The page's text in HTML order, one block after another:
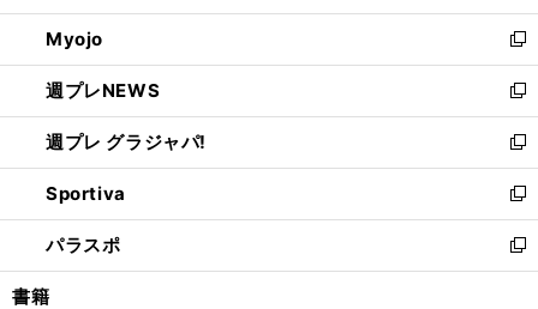
開
く
ウ
で
開
く
ン
ド
ウ
で
開
く
ウ
ィ
ン
ド
ウ
で
開
く
Myojo
新
し
い
ウ
ィ
ン
ド
ウ
で
開
週プレNEWS
新
し
い
ウ
ィ
ン
ド
ウ
週プレ グラジャパ!
新
し
い
ウ
ィ
ン
Sportiva
新
し
い
ウ
パラスポ
新
し
書籍